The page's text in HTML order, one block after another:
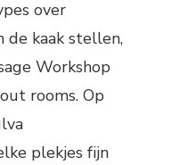
over
de kaak stellen,
Workshop
rooms. Op
plekjes fijn